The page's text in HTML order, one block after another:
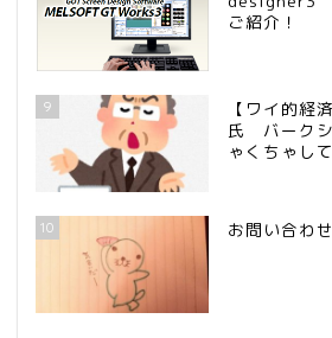
ご紹介！
9
【ワイ的経
氏 バーク
ゃくちゃし
10 お問い合わ